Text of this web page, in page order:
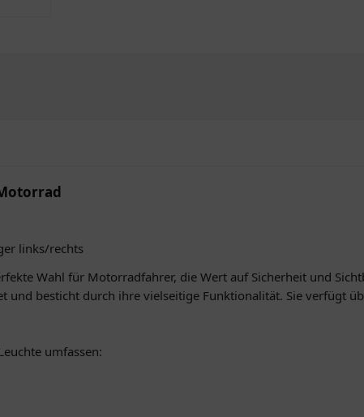
links/rechts
Wahl für Motorradfahrer, die Wert auf Sicherheit und
und besticht durch ihre vielseitige Funktionalität. Sie verfügt
umfassen: